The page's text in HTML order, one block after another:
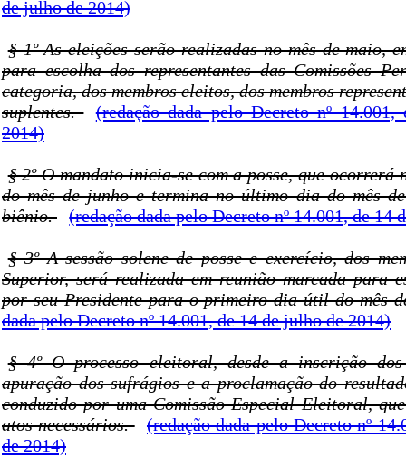
de julho de 2014)
§ 1º As eleições serão realizadas no mês de maio,
para escolha dos representantes das Comissões
categoria, dos membros eleitos, dos membros
suplentes.
(redação dada pelo Decreto nº
2014)
§ 2º O mandato inicia-se com a posse, que
do mês de junho e termina no último dia do mês
biênio.
(redação dada pelo Decreto nº 14.001, de 14
§ 3º A sessão solene de posse e exercício, dos
Superior, será realizada em reunião marcada para
por seu Presidente para o primeiro dia útil do mês
dada pelo Decreto nº 14.001, de 14 de julho de 2014)
§ 4º O processo eleitoral, desde a inscrição
apuração dos sufrágios e a proclamação do
conduzido por uma Comissão Especial Eleitoral,
atos necessários.
(redação dada pelo Decreto nº
de 2014)